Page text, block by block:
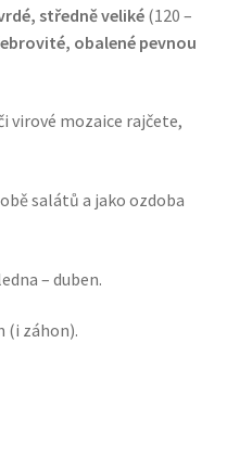
středně veliké(120 –
obalené pevnou
virové mozaice rajčete,
salátů a jako ozdoba
– duben.
(i záhon).